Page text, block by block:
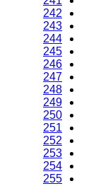
242
243
244
245
246
247
248
249
250
251
252
253
254
255